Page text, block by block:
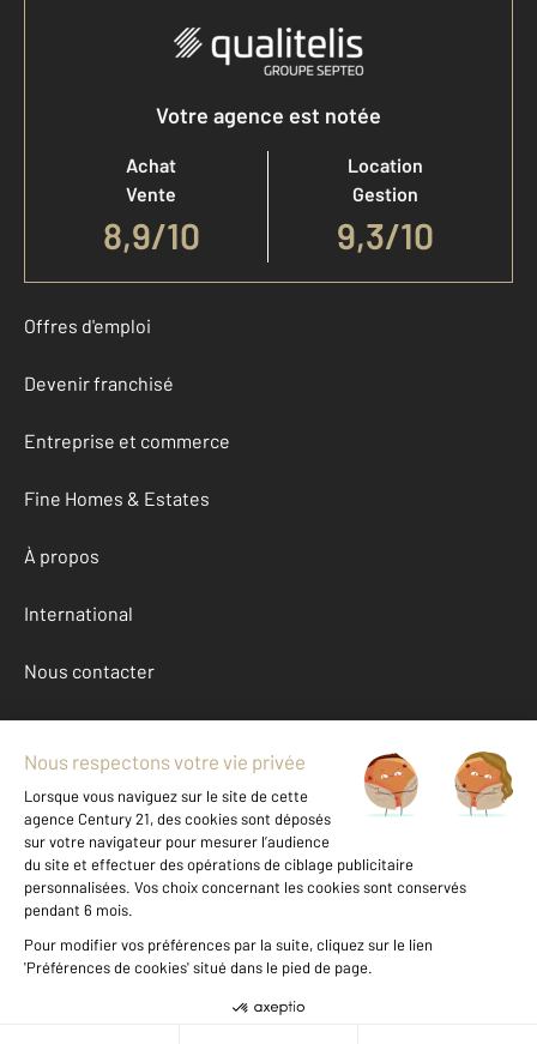
Votre agence est notée
Achat
Vente
8,9/10
Location
Gestion
9,3/10
Offres d'emploi
Devenir franchisé
Entreprise et commerce
Fine Homes & Estates
À propos
International
Nous contacter
Mentions légales & CGU et Barèmes d'honoraires
Données personnelles
Gestionnaire des cookies
Achat maison autour de SANNOIS (95110)